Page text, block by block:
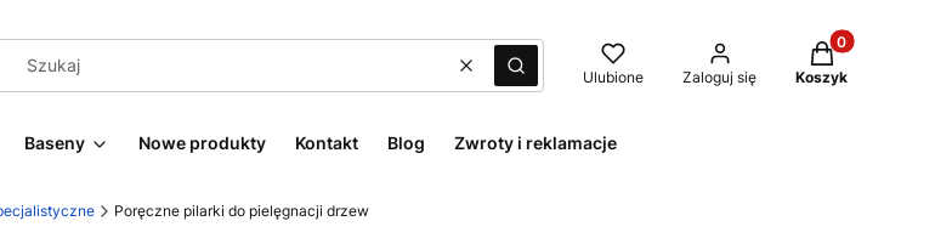
WyczyśćSzukaj Ulubione Zaloguj się
Produkty w
Koszyk
Baseny Nowe produkty Kontakt Blog Zwroty i reklamacje
Poręczne pilarki do pielęgnacji drzew